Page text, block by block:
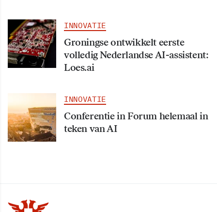
INNOVATIE
Groningse ontwikkelt eerste
volledig Nederlandse AI-assistent:
Loes.ai
INNOVATIE
Conferentie in Forum helemaal in
teken van AI